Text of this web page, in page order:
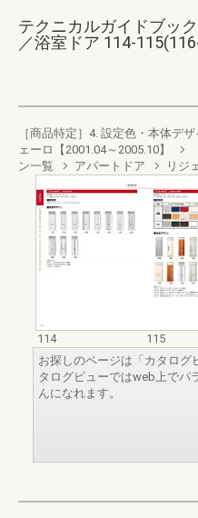
テクニカルガイドブッ
／浴室ドア 114-
［商品特定］4. 設定色・本体デ
ェーロ【2001.04～2005.10】
ン一覧
アパートドア リジ
114
115
お探しのページは「カタログ
タログビューではweb上でパ
んになれます。